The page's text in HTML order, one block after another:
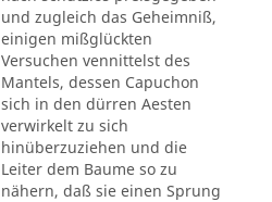
und zugleich das Geheimniß,
einigen mißglückten
Versuchen vennittelst des
Mantels, dessen Capuchon
sich in den dürren Aesten
verwirkelt zu sich
hinüberzuziehen und die
Leiter dem Baume so zu
nähern, daß sie einen Sprung